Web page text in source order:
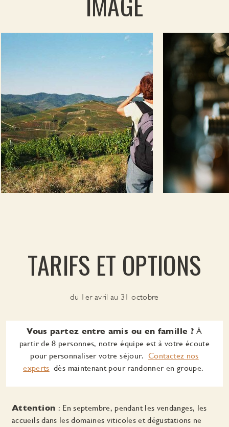
TARIFS ET OPTIONS
du 1er avril au 31 octobre
Vous partez entre amis ou en famille ?À
partir de 8 personnes, notre équipe est à votre écoute
pour personnaliser votre séjour. Contactez nos
experts dès maintenant pour randonner en groupe.
Attention : En septembre, pendant les vendanges, les
accueils dans les domaines viticoles et dégustations ne